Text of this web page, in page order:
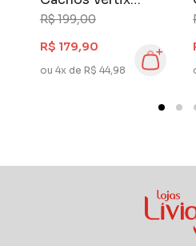
X330 10mm X
13mm Bivolt
R$ 199,00
R$ 179,90
ou 4x de R$ 44,98